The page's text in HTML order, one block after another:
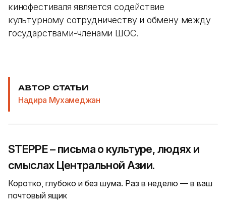
кинофестиваля является содействие
культурному сотрудничеству и обмену между
государствами-членами ШОС.
АВТОР СТАТЬИ
Надира Мухамеджан
STEPPE – письма о культуре, людях и
смыслах Центральной Азии.
Коротко, глубоко и без шума. Раз в неделю — в ваш
почтовый ящик